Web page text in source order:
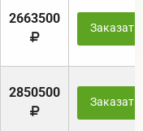
2663500
Заказать
2850500
Заказать